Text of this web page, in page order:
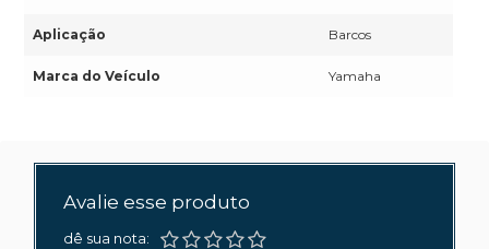
Aplicação Barcos
Marca do Veículo Yamaha
Avalie esse produto
dê sua nota: